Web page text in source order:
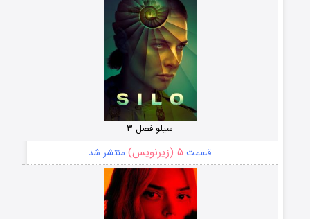
سیلو فصل ۳
قسمت ۵ (زیرنویس) منتشر شد